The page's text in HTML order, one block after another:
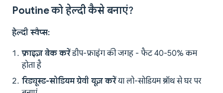
Poutine को हेल्दी कैसे बनाएं?
हेल्दी स्वैप्स:
फ्राइज़ बेक करेंडीप-फ्राइंग की जगह - फैट 40-50% कम
होता है
रिड्यूस्ड-सोडियम ग्रेवी यूज़ करेंया लो-सोडियम ब्रॉथ से घर पर